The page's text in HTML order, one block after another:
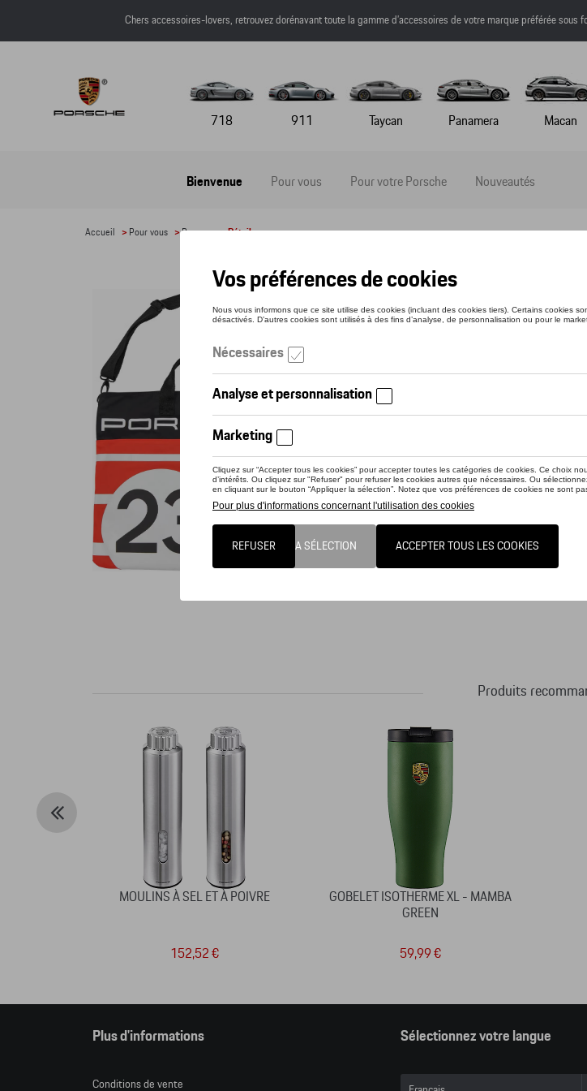
Chers accessoires-lovers, retrouvez dorénavant toute la gamme d’accessoires de votre marque préférée sous
718 911 Taycan Panamera Macan
Bienvenue Pour vous Pour votre Porsche Nouveautés
Accueil > Pour vous >Bagages > Détail
SAC – 917 SALZBURG
Référence: WAP0354600MSZG
Vérifiez la disponibilité auprès de votre
Ce produit n'est actuellement pas de stock
Sac de sport avec un design imprimé inspiré de la
et une poche intérieure avec fermeture à glissière.
: env. 46 x 48 cm - Unisexe
Produits
MOULINS À SEL ET À POIVRE
152,52 €
GOBELET ISOTHERME XL - MAMBA
GREEN
59,99 €
Plus d'informations
Conditions de vente
Sélectionnez votre langue